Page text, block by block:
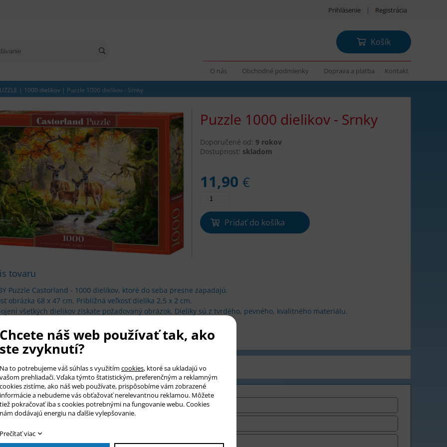
Prihlásenie | Registrácia
Košík
O nás Obchodné podmienky Doprava a platba Kontakt
| 1000 dielikov | Puzzle 1000 dielikov - Srnky
Puzzle 1000 dielikov - Srnky
Doporučené od: 9 rokov
Dostupnosť: skladom
11,90€
Pridať do košíka
tovaru
Puzzle Castorland - 1000 dielikov, ktoré do seba presne zapadajú.
obrázka 68 x 47 cm. Približná veľkosť dielika 2,5 x 2 cm.
všetkých dielikov získate požadovaný obrázok. Dieliky sú z tvrdého, pevného, kvalitného materiálu.
krabice 35 x 25 x 5 cm.
puzzle rozvíja predstavivosť a postreh.
na produkt
*
*
*
Chcete náš web používať tak, ako
ste zvyknutí?
Na to potrebujeme váš súhlas s využitím cookies, ktoré sa ukladajú vo
vašom prehliadači. Vďaka týmto štatistickým, preferenčným a reklamným
cookies zistíme, ako náš web používate, prispôsobíme vám zobrazené
informácie a nebudeme vás obťažovať nerelevantnou reklamou. Môžete
tiež pokračovať iba s cookies potrebnými na fungovanie webu. Cookies
nám dodávajú energiu na ďalšie vylepšovanie.
Prečítať viac